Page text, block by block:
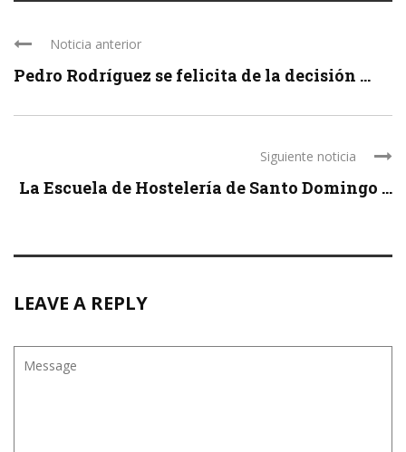
Noticia anterior
Pedro Rodríguez se felicita de la decisión ...
Siguiente noticia
La Escuela de Hostelería de Santo Domingo ...
LEAVE A REPLY